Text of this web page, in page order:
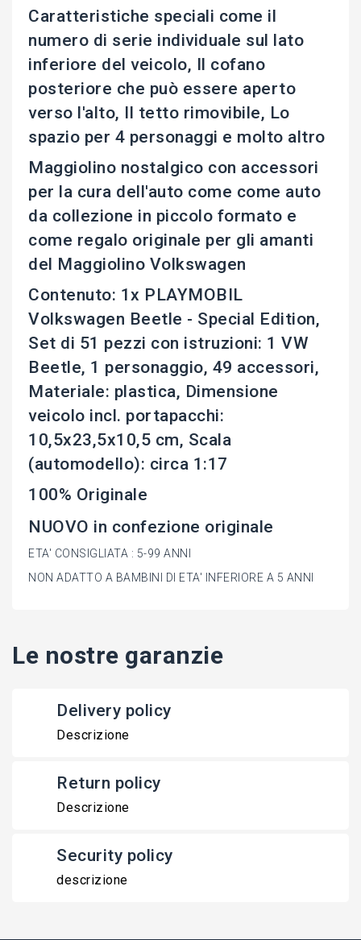
Caratteristiche speciali come il
numero di serie individuale sul lato
inferiore del veicolo, Il cofano
posteriore che può essere aperto
verso l'alto, Il tetto rimovibile, Lo
spazio per 4 personaggi e molto altro
Maggiolino nostalgico con accessori
per la cura dell'auto come come auto
da collezione in piccolo formato e
come regalo originale per gli amanti
del Maggiolino Volkswagen
Contenuto: 1x PLAYMOBIL
Volkswagen Beetle - Special Edition,
Set di 51 pezzi con istruzioni: 1 VW
Beetle, 1 personaggio, 49 accessori,
Materiale: plastica, Dimensione
veicolo incl. portapacchi:
10,5x23,5x10,5 cm, Scala
(automodello): circa 1:17
100% Originale
NUOVO in confezione originale
ETA' CONSIGLIATA : 5-99 ANNI
NON ADATTO A BAMBINI DI ETA' INFERIORE A 5 ANNI
Le nostre garanzie
Delivery policy
Descrizione
Return policy
Descrizione
Security policy
descrizione